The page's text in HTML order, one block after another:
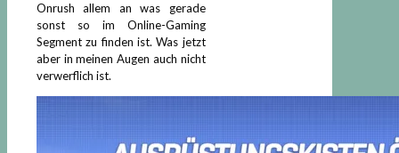
Onrush allem an was gerade
sonst so im Online-Gaming
Segment zu finden ist. Was jetzt
aber in meinen Augen auch nicht
verwerflich ist.